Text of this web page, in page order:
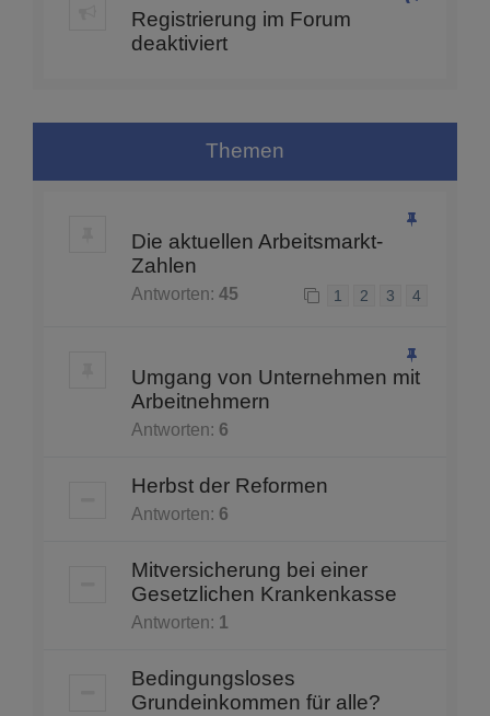
Registrierung im Forum
deaktiviert
Themen
Die aktuellen Arbeitsmarkt-
Zahlen
Antworten: 45 1 2 3 4
Umgang von Unternehmen mit
Arbeitnehmern
Antworten: 6
Herbst der Reformen
Antworten: 6
Mitversicherung bei einer
Gesetzlichen Krankenkasse
Antworten: 1
Bedingungsloses
Grundeinkommen für alle?